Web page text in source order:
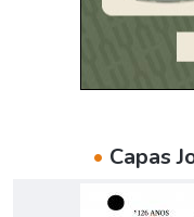
• Capas